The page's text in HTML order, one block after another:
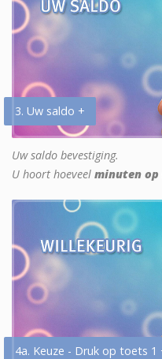
3. Uw saldo +
Uw saldo bevestiging.
U hoort hoeveel minuten op
4a. Keuze - Druk op toets 1